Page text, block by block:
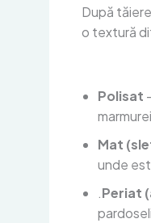
După
o textură
Polisat
Mat
unde
.Periat